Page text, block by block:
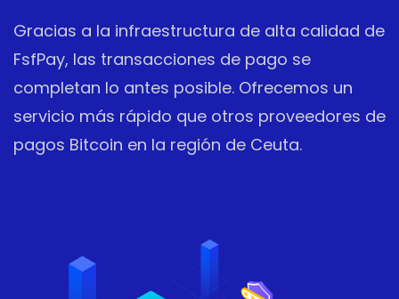
Gracias a la infraestructura de alta calidad de
FsfPay, las transacciones de pago se
completan lo antes posible. Ofrecemos un
servicio más rápido que otros proveedores de
pagos Bitcoin en la región de Ceuta.